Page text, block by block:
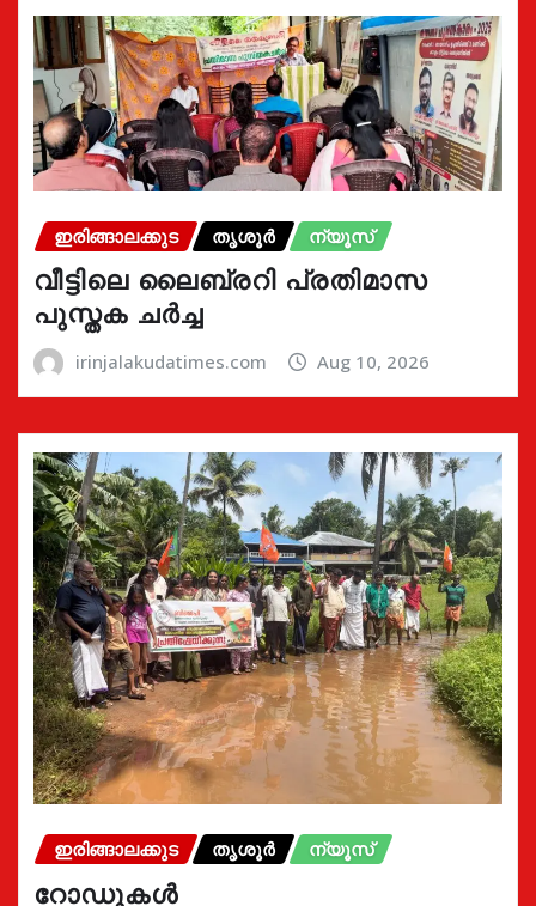
ഇരിങ്ങാലക്കുട തൃശൂർ ന്യൂസ്
വീട്ടിലെ ലൈബ്രറി പ്രതിമാസ
പുസ്തക ചർച്ച
irinjalakudatimes.com Aug 10, 2026
ഇരിങ്ങാലക്കുട തൃശൂർ ന്യൂസ്
റോഡുകൾ